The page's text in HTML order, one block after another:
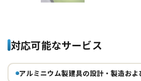
対応可能なサービス
アルミニウム製建具の設計・製造お